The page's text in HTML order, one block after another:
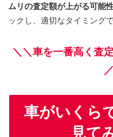
ムリの査定額が上がる可能
ックし、適切なタイミング
＼＼車を一番高く査
車がいくら
見て